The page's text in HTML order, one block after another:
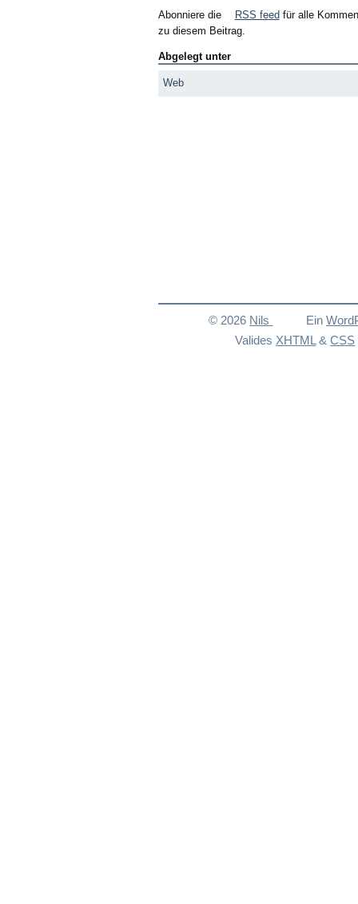
Abonniere die RSS feed für alle
zu diesem Beitrag.
Abgelegt unter
Web
© 2026 Nils Ein
Valides XHTML &CSS